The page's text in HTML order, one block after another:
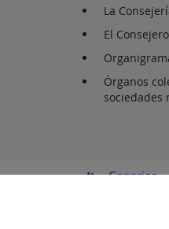
La
El Consejero
Órganos
sociedades